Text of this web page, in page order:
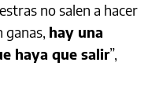
no salen a hacer
ganas, hay una
haya que salir”,